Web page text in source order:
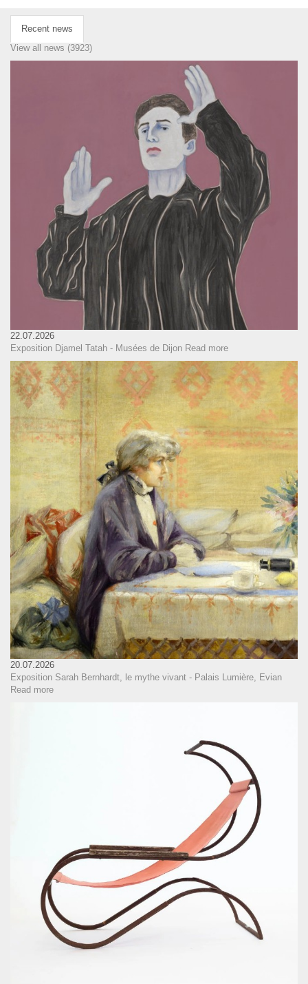
Recent news
View all news (3923)
22.07.2026
Exposition Djamel Tatah - Musées de Dijon Read more
20.07.2026
Exposition Sarah Bernhardt, le mythe vivant - Palais Lumière, Evian
Read more